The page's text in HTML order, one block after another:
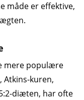
måde er effektive,
mere populære
Atkins-kuren,
diæten, har ofte